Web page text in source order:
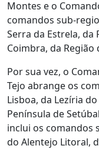
Montes e o
comandos sub-
Serra da Estrela, da
Coimbra, da Região
Por sua vez, o
Tejo abrange os
Lisboa, da Lezíria
Península de
inclui os comandos
do Alentejo Litoral,